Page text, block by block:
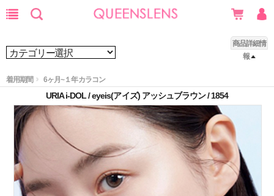
着用期間 6ヶ月~１年カラコン
商品詳細情
報
URIA i-DOL / eyeis(アイズ) アッシュブラウン / 1854